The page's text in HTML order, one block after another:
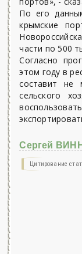
По его
крымские
части по 500
Согласно
этом году в
составит не
сельского
Сергей
Цитирование